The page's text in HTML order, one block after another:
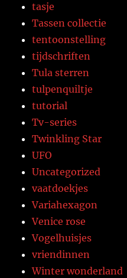
tasje
Tassen collectie
tentoonstelling
tijdschriften
Tula sterren
tulpenquiltje
tutorial
Tv-series
Twinkling Star
UFO
Uncategorized
vaatdoekjes
Variahexagon
Venice rose
Vogelhuisjes
vriendinnen
Winter wonderland